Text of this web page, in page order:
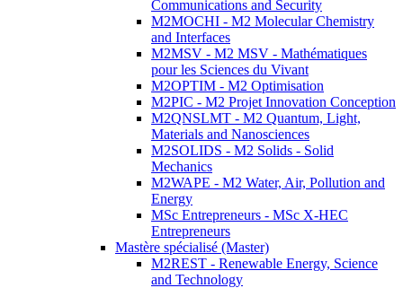
Communications and Security
M2MOCHI - M2 Molecular Chemistry
and Interfaces
M2MSV - M2 MSV - Mathématiques
pour les Sciences du Vivant
M2OPTIM - M2 Optimisation
M2PIC - M2 Projet Innovation Conception
M2QNSLMT - M2 Quantum, Light,
Materials and Nanosciences
M2SOLIDS - M2 Solids - Solid
Mechanics
M2WAPE - M2 Water, Air, Pollution and
Energy
MSc Entrepreneurs - MSc X-HEC
Entrepreneurs
Mastère spécialisé (Master)
M2REST - Renewable Energy, Science
and Technology